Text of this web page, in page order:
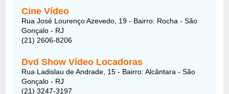
Cine Vídeo
Rua José Lourenço Azevedo, 19 - Bairro: Rocha - São
Gonçalo - RJ
(21) 2606-8206
Dvd Show Vídeo Locadoras
Rua Ladislau de Andrade, 15 - Bairro: Alcântara - São
Gonçalo - RJ
(21) 3247-3197